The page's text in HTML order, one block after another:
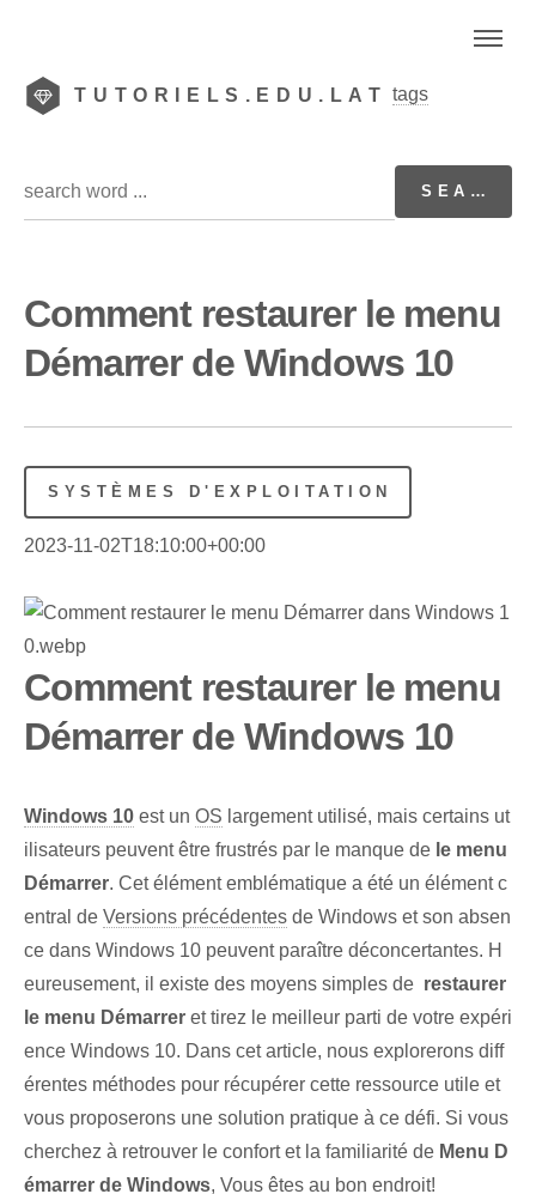
TUTORIELS.EDU.LAT tags
Comment restaurer le menu
Démarrer de Windows 10
SYSTÈMES D'EXPLOITATION
2023-11-02T18:10:00+00:00
Comment restaurer le menu
Démarrer de Windows 10
Windows 10 est un OS largement utilisé, mais certains ut
ilisateurs peuvent être frustrés par le manque de le menu
Démarrer. Cet élément emblématique a été un élément c
entral de Versions précédentes de Windows et son absen
ce dans Windows 10⁤ peuvent paraître déconcertantes. H
eureusement, il existe des moyens simples de ⁢ restaurer
le menu Démarrer et tirez le meilleur parti de votre expéri
ence Windows⁢ 10. Dans cet article, nous explorerons diff
érentes méthodes pour récupérer cette ressource utile et
vous proposerons une solution pratique à ce défi. Si vous
cherchez à retrouver le confort et la familiarité de Menu D
émarrer de Windows, Vous êtes au bon endroit!